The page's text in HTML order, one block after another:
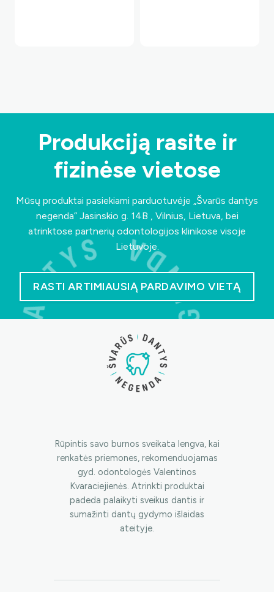
Produkciją rasite ir
fizinėse vietose
Mūsų produktai pasiekiami parduotuvėje „Švarūs dantys
negenda” Jasinskio g. 14B , Vilnius, Lietuva, bei
atrinktose partnerių odontologijos klinikose visoje
Lietuvoje.
RASTI ARTIMIAUSIĄ PARDAVIMO VIETĄ
Rūpintis savo burnos sveikata lengva, kai
renkatės priemones, rekomenduojamas
gyd. odontologės Valentinos
Kvaraciejienės. Atrinkti produktai
padeda palaikyti sveikus dantis ir
sumažinti dantų gydymo išlaidas
ateityje.